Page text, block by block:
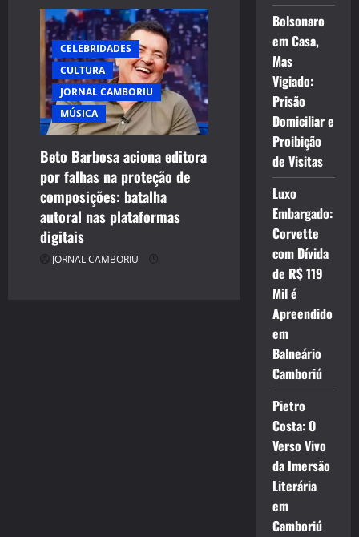
CELEBRIDADES
CULTURA
JORNAL CAMBORIU
MÚSICA
Beto Barbosa aciona editora
por falhas na proteção de
composições: batalha
autoral nas plataformas
digitais
JORNAL CAMBORIU
Bolsonaro
em Casa,
Mas
Vigiado:
Prisão
Domiciliar e
Proibição
de Visitas
Luxo
Embargado:
Corvette
com Dívida
de R$ 119
Mil é
Apreendido
em
Balneário
Camboriú
Pietro
Costa: O
Verso Vivo
da Imersão
Literária
em
Camboriú